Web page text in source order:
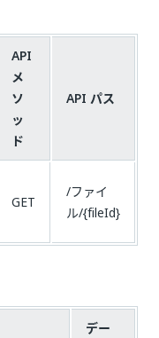
API
メ
ソ
ッ
ド
API パス
GET
/ファイ
ル/{fileId}
デー